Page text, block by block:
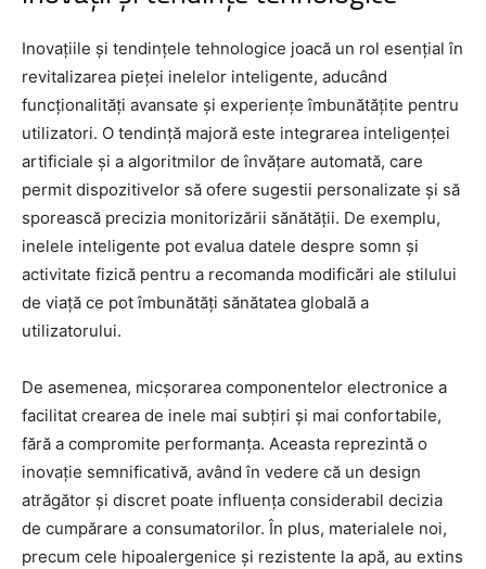
Inovațiile și tendințele tehnologice joacă un rol esențial în
revitalizarea pieței inelelor inteligente, aducând
funcționalități avansate și experiențe îmbunătățite pentru
utilizatori. O tendință majoră este integrarea inteligenței
artificiale și a algoritmilor de învățare automată, care
permit dispozitivelor să ofere sugestii personalizate și să
sporească precizia monitorizării sănătății. De exemplu,
inelele inteligente pot evalua datele despre somn și
activitate fizică pentru a recomanda modificări ale stilului
de viață ce pot îmbunătăți sănătatea globală a
utilizatorului.
De asemenea, micșorarea componentelor electronice a
facilitat crearea de inele mai subțiri și mai confortabile,
fără a compromite performanța. Aceasta reprezintă o
inovație semnificativă, având în vedere că un design
atrăgător și discret poate influența considerabil decizia
de cumpărare a consumatorilor. În plus, materialele noi,
precum cele hipoalergenice și rezistente la apă, au extins